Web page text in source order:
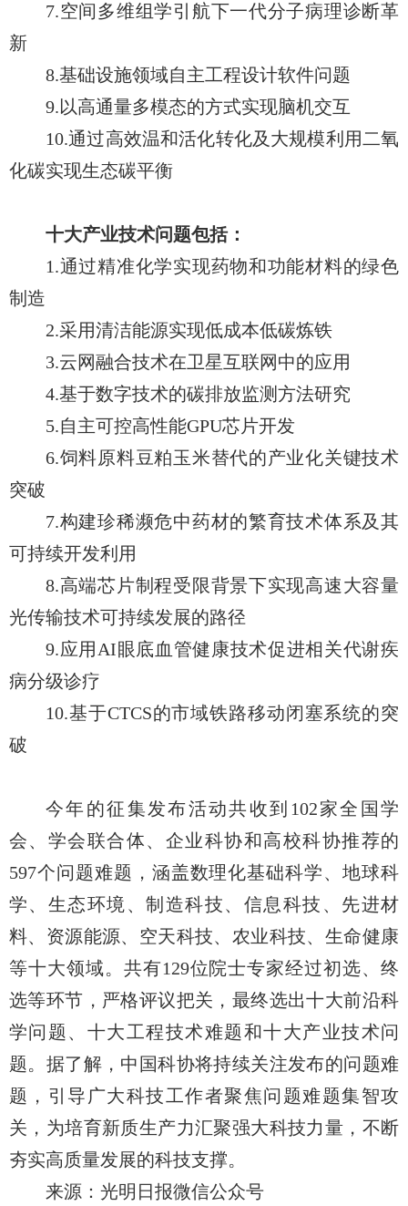
7.空间多维组学引航下一代分子病理诊断革
新
8.基础设施领域自主工程设计软件问题
9.以高通量多模态的方式实现脑机交互
10.通过高效温和活化转化及大规模利用二氧
化碳实现生态碳平衡
十大产业技术问题包括：
1.通过精准化学实现药物和功能材料的绿色
制造
2.采用清洁能源实现低成本低碳炼铁
3.云网融合技术在卫星互联网中的应用
4.基于数字技术的碳排放监测方法研究
5.自主可控高性能GPU芯片开发
6.饲料原料豆粕玉米替代的产业化关键技术
突破
7.构建珍稀濒危中药材的繁育技术体系及其
可持续开发利用
8.高端芯片制程受限背景下实现高速大容量
光传输技术可持续发展的路径
9.应用AI眼底血管健康技术促进相关代谢疾
病分级诊疗
10.基于CTCS的市域铁路移动闭塞系统的突
破
今年的征集发布活动共收到102家全国学
会、学会联合体、企业科协和高校科协推荐的
597个问题难题，涵盖数理化基础科学、地球科
学、生态环境、制造科技、信息科技、先进材
料、资源能源、空天科技、农业科技、生命健康
等十大领域。共有129位院士专家经过初选、终
选等环节，严格评议把关，最终选出十大前沿科
学问题、十大工程技术难题和十大产业技术问
题。据了解，中国科协将持续关注发布的问题难
题，引导广大科技工作者聚焦问题难题集智攻
关，为培育新质生产力汇聚强大科技力量，不断
夯实高质量发展的科技支撑。
来源：光明日报微信公众号